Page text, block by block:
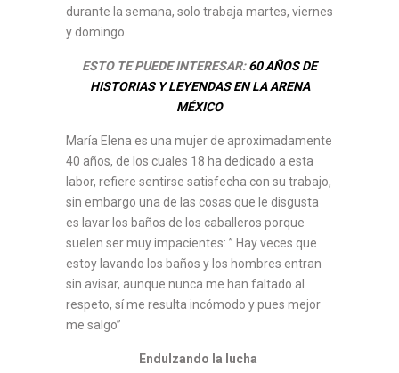
durante la semana, solo trabaja martes, viernes
y domingo.
ESTO TE PUEDE INTERESAR:60 AÑOS DE
HISTORIAS Y LEYENDAS EN LA ARENA
MÉXICO
María Elena es una mujer de aproximadamente
40 años, de los cuales 18 ha dedicado a esta
labor, refiere sentirse satisfecha con su trabajo,
sin embargo una de las cosas que le disgusta
es lavar los baños de los caballeros porque
suelen ser muy impacientes: ” Hay veces que
estoy lavando los baños y los hombres entran
sin avisar, aunque nunca me han faltado al
respeto, sí me resulta incómodo y pues mejor
me salgo”
Endulzando la lucha